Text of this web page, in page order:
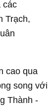
các
Trạch,
cao qua
song với
Thành -